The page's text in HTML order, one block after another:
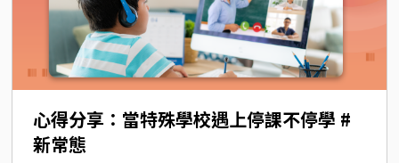
心得分享：當特殊學校遇上停課不停學 #
新常態